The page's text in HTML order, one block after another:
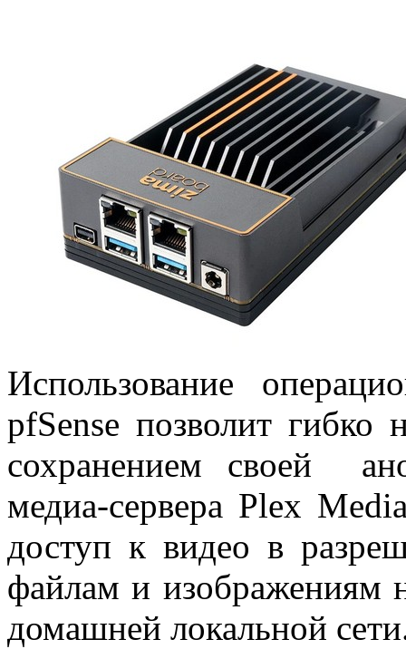
Использование
pfSense позволит гибко
сохранением своей
медиа-сервера Plex
доступ к видео в
файлам и изображениям
домашней локальной